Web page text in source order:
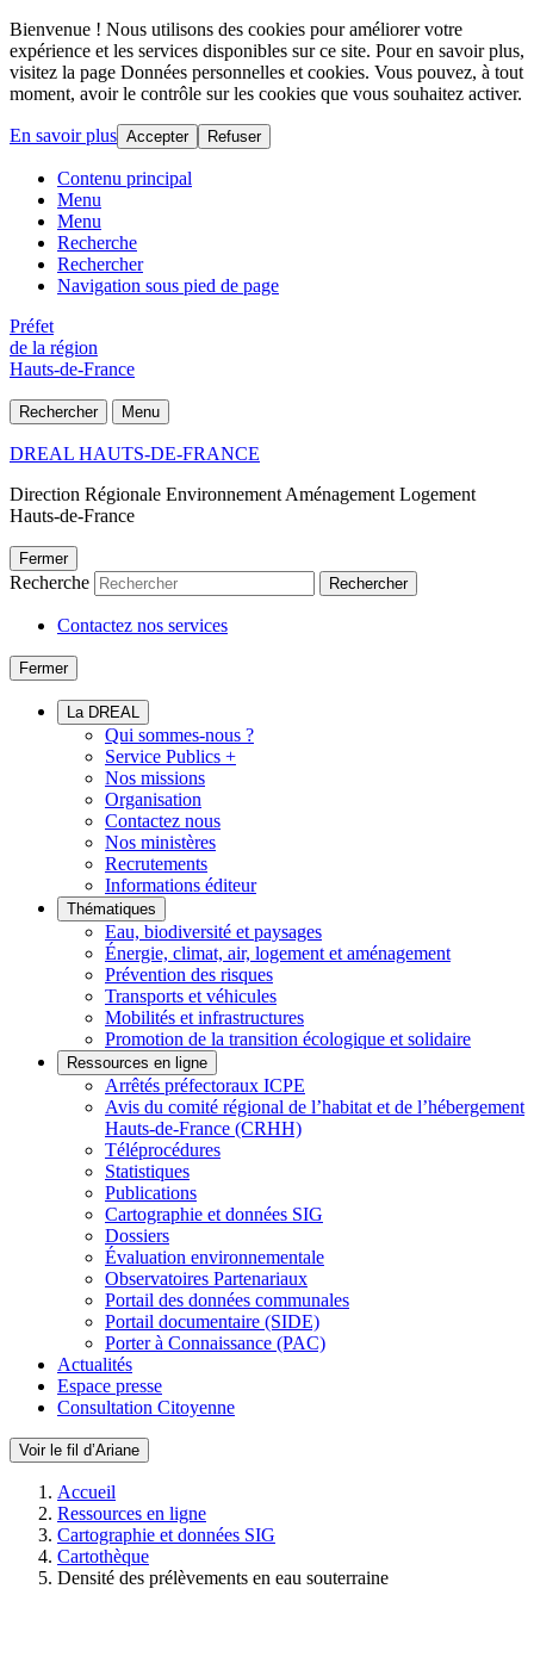
Bienvenue ! Nous utilisons des cookies pour améliorer votre
expérience et les services disponibles sur ce site. Pour en savoir plus,
visitez la page Données personnelles et cookies. Vous pouvez, à tout
moment, avoir le contrôle sur les cookies que vous souhaitez activer.
En savoir plus Accepter Refuser
Contenu principal
Menu
Menu
Recherche
Rechercher
Navigation sous pied de page
Préfet
de la région
Hauts-de-France
Rechercher Menu
DREAL HAUTS-DE-FRANCE
Direction Régionale Environnement Aménagement Logement
Hauts-de-France
Fermer
Recherche Rechercher
Contactez nos services
Fermer
La DREAL
Qui sommes-nous ?
Service Publics +
Nos missions
Organisation
Contactez nous
Nos ministères
Recrutements
Informations éditeur
Thématiques
Eau, biodiversité et paysages
Énergie, climat, air, logement et aménagement
Prévention des risques
Transports et véhicules
Mobilités et infrastructures
Promotion de la transition écologique et solidaire
Ressources en ligne
Arrêtés préfectoraux ICPE
Avis du comité régional de l’habitat et de l’hébergement
Hauts-de-France (CRHH)
Téléprocédures
Statistiques
Publications
Cartographie et données SIG
Dossiers
Évaluation environnementale
Observatoires Partenariaux
Portail des données communales
Portail documentaire (SIDE)
Porter à Connaissance (PAC)
Actualités
Espace presse
Consultation Citoyenne
Voir le fil d’Ariane
Accueil
Ressources en ligne
Cartographie et données SIG
Cartothèque
Densité des prélèvements en eau souterraine